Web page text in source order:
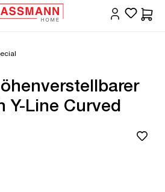
Y-Line Curved